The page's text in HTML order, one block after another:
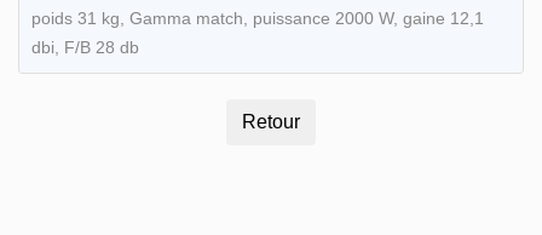
poids 31 kg, Gamma match, puissance 2000 W, gaine 12,1
dbi, F/B 28 db